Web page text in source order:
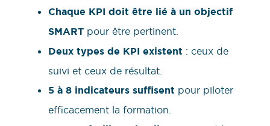
Chaque KPI doit être lié à un objectif
SMART pour être pertinent.
Deux types de KPI existent : ceux de
suivi et ceux de résultat.
5 à 8 indicateurs suffisent pour piloter
efficacement la formation.